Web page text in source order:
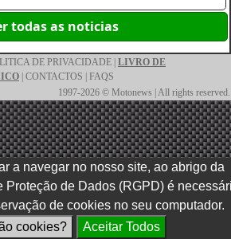
todas as noticias
DE PRIVACIDADE LIVRO DE
CONTACTOS
FAQS
1997-2026 © Motonews | All rights reserved.
a navegar no nosso site, ao abrigo da
Proteção de Dados (RGPD) é
de cookies no seu computador.
cookies?
Aceitar Todos